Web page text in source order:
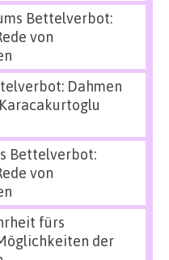
Bettelverbot:
von
Dahmen
Bettelverbot:
von
fürs
der